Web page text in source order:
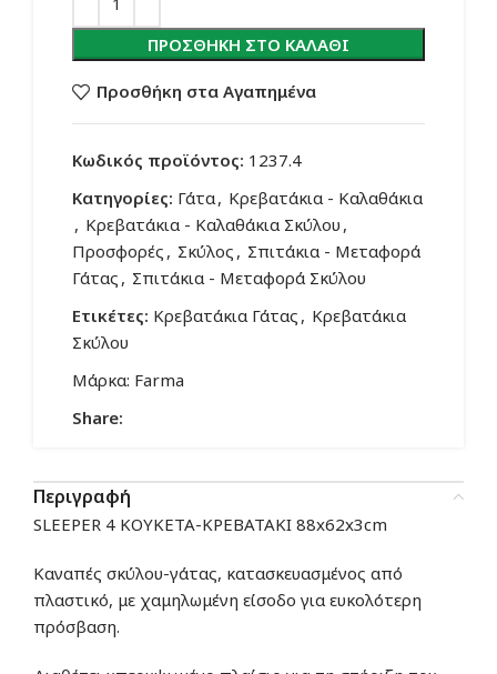
ΠΡΟΣΘΉΚΗ ΣΤΟ ΚΑΛΆΘΙ
Προσθήκη στα Αγαπημένα
Κωδικός προϊόντος: 1237.4
Κατηγορίες: Γάτα, Κρεβατάκια - Καλαθάκια
, Κρεβατάκια - Καλαθάκια Σκύλου ,
Προσφορές , Σκύλος , Σπιτάκια - Μεταφορά
Γάτας , Σπιτάκια - Μεταφορά Σκύλου
Ετικέτες: Κρεβατάκια Γάτας , Κρεβατάκια
Σκύλου
Μάρκα: Farma
Share:
Περιγραφή
SLEEPER 4 ΚΟΥΚΕΤΑ-ΚΡΕΒΑΤΑΚΙ 88x62x3cm
Καναπές σκύλου-γάτας, κατασκευασμένος από
πλαστικό, με χαμηλωμένη είσοδο για ευκολότερη
πρόσβαση.